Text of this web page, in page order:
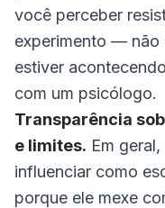
você perceber
experimento — não
estiver
com um psicólogo.
Transparência
e limites. Em
influenciar como
porque ele mexe